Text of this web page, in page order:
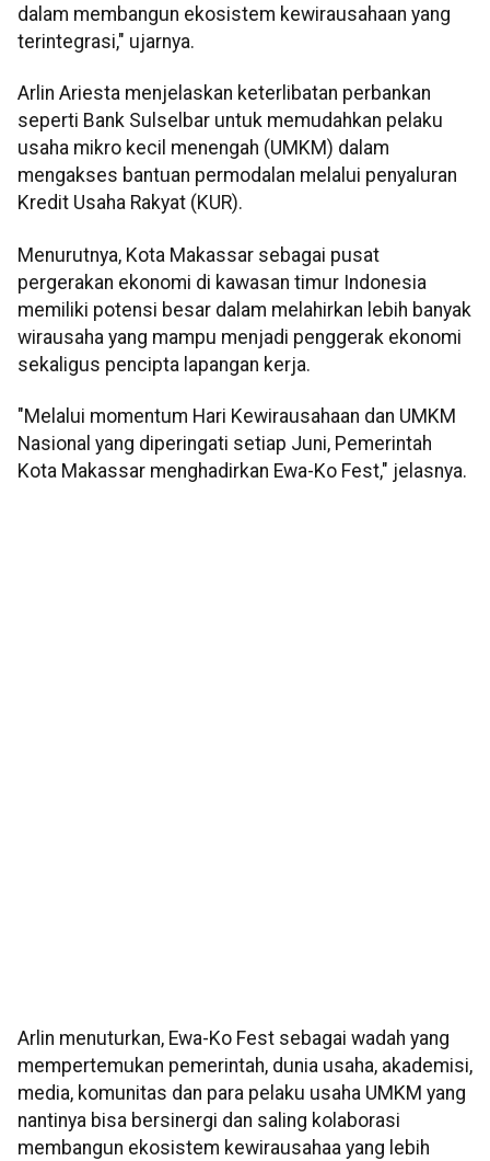
dalam membangun ekosistem kewirausahaan yang
terintegrasi," ujarnya.
Arlin Ariesta menjelaskan keterlibatan perbankan
seperti Bank Sulselbar untuk memudahkan pelaku
usaha mikro kecil menengah (UMKM) dalam
mengakses bantuan permodalan melalui penyaluran
Kredit Usaha Rakyat (KUR).
Menurutnya, Kota Makassar sebagai pusat
pergerakan ekonomi di kawasan timur Indonesia
memiliki potensi besar dalam melahirkan lebih banyak
wirausaha yang mampu menjadi penggerak ekonomi
sekaligus pencipta lapangan kerja.
"Melalui momentum Hari Kewirausahaan dan UMKM
Nasional yang diperingati setiap Juni, Pemerintah
Kota Makassar menghadirkan Ewa-Ko Fest," jelasnya.
Arlin menuturkan, Ewa-Ko Fest sebagai wadah yang
mempertemukan pemerintah, dunia usaha, akademisi,
media, komunitas dan para pelaku usaha UMKM yang
nantinya bisa bersinergi dan saling kolaborasi
membangun ekosistem kewirausahaa yang lebih